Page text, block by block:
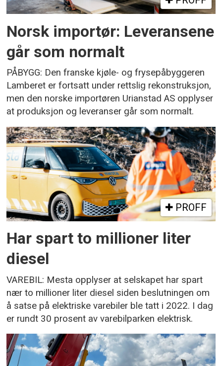
Norsk importør: Leveransene
går som normalt
PÅBYGG: Den franske kjøle- og frysepåbyggeren
Lamberet er fortsatt under rettslig rekonstruksjon,
men den norske importøren Urianstad AS opplyser
at produksjon og leveranser går som normalt.
PROFF
Har spart to millioner liter
diesel
VAREBIL: Mesta opplyser at selskapet har spart
nær to millioner liter diesel siden beslutningen om
å satse på elektriske varebiler ble tatt i 2022. I dag
er rundt 30 prosent av varebilparken elektrisk.